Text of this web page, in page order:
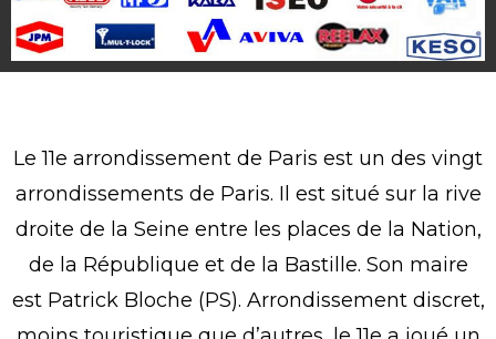
Le 11e arrondissement de Paris est un des vingt
arrondissements de Paris. Il est situé sur la rive
droite de la Seine entre les places de la Nation,
de la République et de la Bastille. Son maire
est Patrick Bloche (PS). Arrondissement discret,